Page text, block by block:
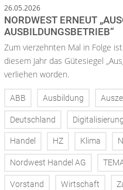
26.05.2026
NORDWEST ERNEUT
AUSBILDUNGSBETRIEB“
Zum vierzehnten Mal in Folge
diesem Jahr das Gütesiegel
verliehen worden.
ABB Ausbildung
Deutschland Digitalisierung
Handel HZ Klima
Nordwest Handel AG
Vorstand Wirtschaft